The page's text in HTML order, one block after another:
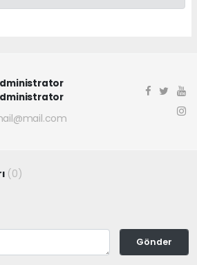
(0)
Gönder